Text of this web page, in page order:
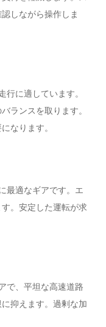
しながら操作しま
行に適しています。
ランスを取ります。
なります。
最適なギアです。エ
。安定した運転が求
で、平坦な高速道路
抑えます。過剰な加